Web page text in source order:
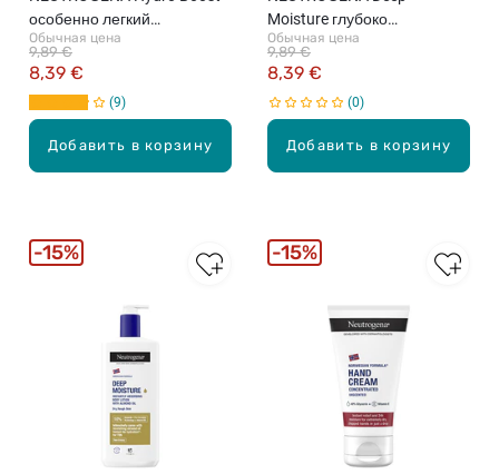
Добавить в корзину
особенно легкий
гелеобразный лосьон для
тела, 400мл
Обычная цена
8,39 €
9,89 €
9
Добавить в корзину
Moisture глубоко
увлажняющий, быстро
впитывающийся лосьон
Обычная цена
8,39 €
9,89 €
0
15% 15%